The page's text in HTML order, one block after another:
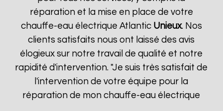
réparation et la mise en place de votre
chauffe-eau électrique Atlantic Unieux. Nos
clients satisfaits nous ont laissé des avis
élogieux sur notre travail de qualité et notre
rapidité d'intervention. "Je suis très satisfait de
l'intervention de votre équipe pour la
réparation de mon chauffe-eau électrique